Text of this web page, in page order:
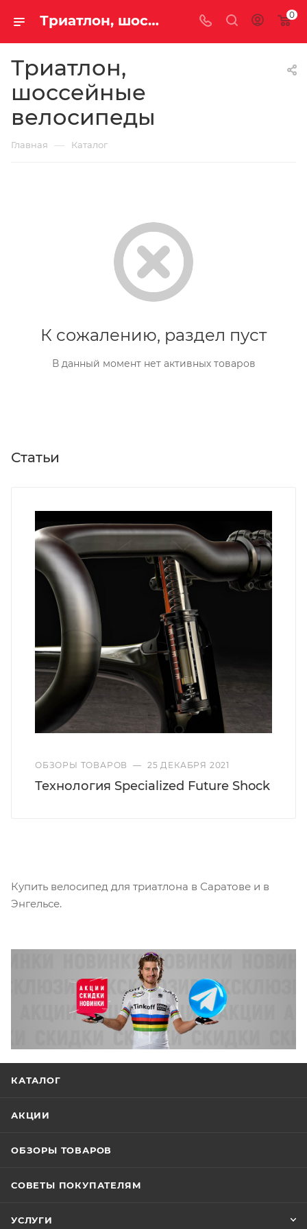
Триатлон, шоссейные велосипеды купить недорого с доставкой 0
Триатлон,
шоссейные
велосипеды
Главная — Каталог
К сожалению, раздел пуст
В данный момент нет активных товаров
Статьи
ОБЗОРЫ ТОВАРОВ — 25 ДЕКАБРЯ 2021
Технология Specialized Future Shock
Купить велосипед для триатлона в Саратове и в
Энгельсе.
КАТАЛОГ
АКЦИИ
ОБЗОРЫ ТОВАРОВ
СОВЕТЫ ПОКУПАТЕЛЯМ
УСЛУГИ